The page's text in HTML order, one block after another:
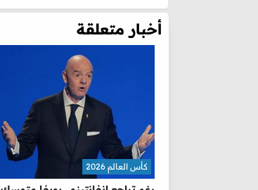
أخبار متعلقة
كأس العالم 2026